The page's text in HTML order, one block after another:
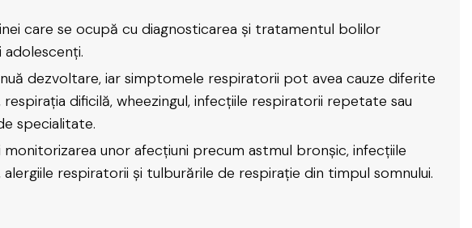
care se ocupă cu diagnosticarea și tratamentul bolilor
dezvoltare, iar simptomele respiratorii pot avea cauze diferite
dificilă, wheezingul, infecțiile respiratorii repetate sau
specialitate.
unor afecțiuni precum astmul bronșic, infecțiile
respiratorii și tulburările de respirație din timpul somnului.